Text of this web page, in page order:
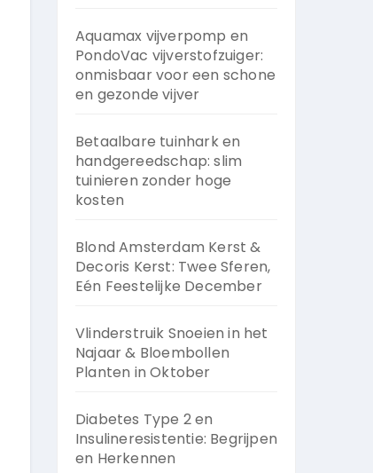
Aquamax vijverpomp en
PondoVac vijverstofzuiger:
onmisbaar voor een schone
en gezonde vijver
Betaalbare tuinhark en
handgereedschap: slim
tuinieren zonder hoge
kosten
Blond Amsterdam Kerst &
Decoris Kerst: Twee Sferen,
Eén Feestelijke December
Vlinderstruik Snoeien in het
Najaar & Bloembollen
Planten in Oktober
Diabetes Type 2 en
Insulineresistentie: Begrijpen
en Herkennen